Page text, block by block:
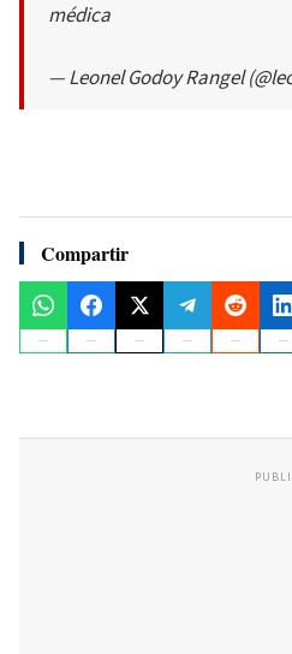
médica
— Leonel Godoy Rangel
Compartir